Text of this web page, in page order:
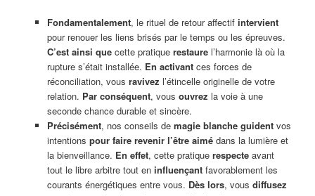
Fondamentalement, le rituel de retour affectif intervient
pour renouer les liens brisés par le temps ou les épreuves.
C’est ainsi quecette pratique restaurel’harmonie là où la
rupture s’était installée. En activantces forces de
réconciliation, vous ravivez l’étincelle originelle de votre
relation. Par conséquent, vous ouvrez la voie à une
seconde chance durable et sincère.
Précisément, nos conseils demagie blanche guidentvos
intentions pour faire revenir l’être aimédans la lumière et
la bienveillance. En effet, cette pratique respecteavant
tout le libre arbitre tout en influençantfavorablement les
courants énergétiques entre vous. Dès lors, vous diffusez